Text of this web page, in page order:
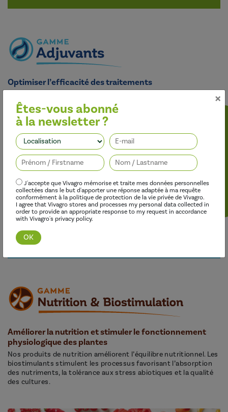
Optimiser l’efficacité des traitements
herbicides, des fongicides, des insecticides et des régulateurs de
croissance, tout en limitant leur impact sur l’environnement.
Découvrir cette gamme
Améliorer la nutrition et stimuler le fonctionnement
physiologique des plantes
Nos produits de nutrition améliorent l’équilibre nutritionnel. Les
biostimulants stimulent les processus favorisant l’absorption
des nutriments, la tolérance aux stress abiotiques et la qualité
des cultures.
×
Êtes-vous abonné
à la newsletter ?
J'accepte que Vivagro mémorise et traite mes données personnelles
collectées dans le but d'apporter une réponse adaptée à ma requête
conformément à la politique de protection de la vie privée de Vivagro.
I agree that Vivagro stores and processes my personal data collected in
order to provide an appropriate response to my request in accordance
with Vivagro's privacy policy.